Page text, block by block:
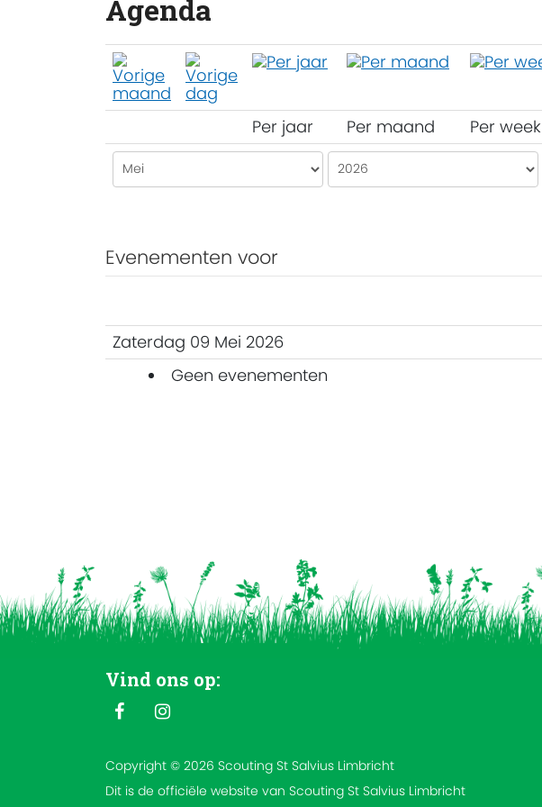
Agenda
Per jaar Per maand Per week
Evenementen voor
Zaterdag 09 Mei 2026
Geen evenementen
Vind ons op:
Copyright © 2026 Scouting St Salvius Limbricht
Dit is de officiële website van Scouting St Salvius Limbricht